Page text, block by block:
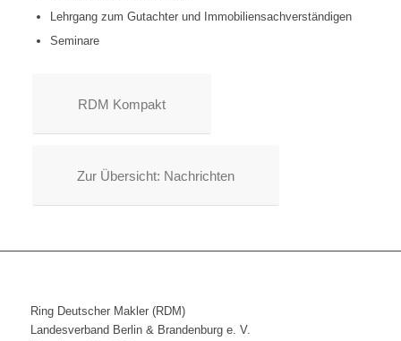
Lehrgang zum Gutachter und Immobiliensachverständigen
Seminare
RDM Kompakt
Zur Übersicht: Nachrichten
Ring Deutscher Makler (RDM)
Landesverband Berlin & Brandenburg e. V.